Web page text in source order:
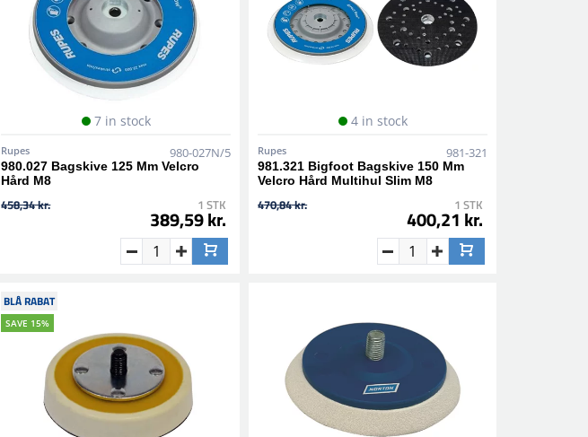
7 in stock
Rupes 980-027N/5
980.027 Bagskive 125 Mm Velcro
Hård M8
458,34 kr. 1 STK
389,59 kr.
4 in stock
Rupes 981-321
981.321 Bigfoot Bagskive 150 Mm
Velcro Hård Multihul Slim M8
470,84 kr. 1 STK
400,21 kr.
BLÅ RABAT
SAVE 15%